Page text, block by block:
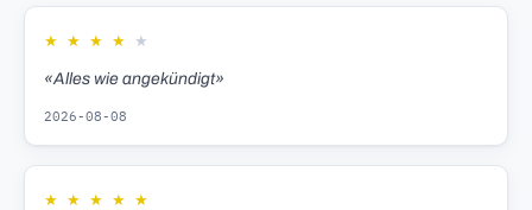
★ ★ ★ ★ ★
«Alles wie angekündigt»
2026-08-08
★ ★ ★ ★ ★